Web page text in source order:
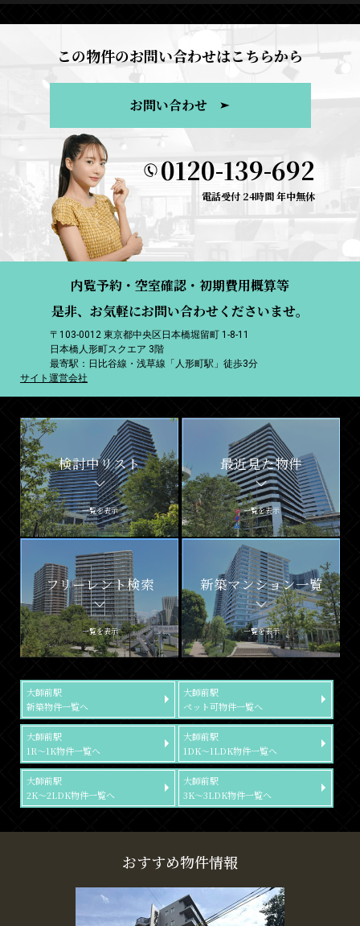
この物件のお問い合わせはこちらから
お問い合わせ
0120-139-692
電話受付 24時間 年中無休
内覧予約・空室確認・初期費用概算等
是非、お気軽にお問い合わせくださいませ。
〒103-0012 東京都中央区日本橋堀留町 1-8-11
日本橋人形町スクエア 3階
最寄駅：日比谷線・浅草線「人形町駅」徒歩3分
サイト運営会社
検討中リスト
一覧を表示
最近見た物件
一覧を表示
フリーレント検索
一覧を表示
新築マンション一覧
一覧を表示
大師前駅
新築物件一覧へ
大師前駅
ペット可物件一覧へ
大師前駅
1R～1K物件一覧へ
大師前駅
1DK～1LDK物件一覧へ
大師前駅
2K～2LDK物件一覧へ
大師前駅
3K～3LDK物件一覧へ
おすすめ物件情報